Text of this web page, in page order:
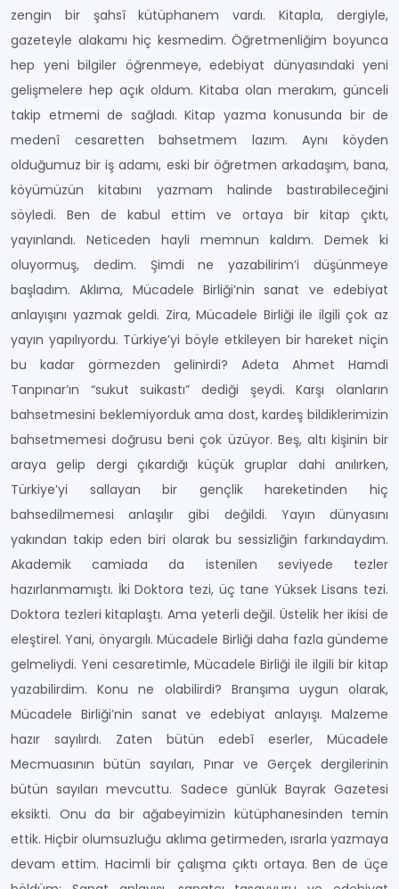
zengin bir şahsî kütüphanem vardı. Kitapla, dergiyle,
gazeteyle alakamı hiç kesmedim. Öğretmenliğim boyunca
hep yeni bilgiler öğrenmeye, edebiyat dünyasındaki yeni
gelişmelere hep açık oldum. Kitaba olan merakım, günceli
takip etmemi de sağladı. Kitap yazma konusunda bir de
medenî cesaretten bahsetmem lazım. Aynı köyden
olduğumuz bir iş adamı, eski bir öğretmen arkadaşım, bana,
köyümüzün kitabını yazmam halinde bastırabileceğini
söyledi. Ben de kabul ettim ve ortaya bir kitap çıktı,
yayınlandı. Neticeden hayli memnun kaldım. Demek ki
oluyormuş, dedim. Şimdi ne yazabilirim’i düşünmeye
başladım. Aklıma, Mücadele Birliği’nin sanat ve edebiyat
anlayışını yazmak geldi. Zira, Mücadele Birliği ile ilgili çok az
yayın yapılıyordu. Türkiye’yi böyle etkileyen bir hareket niçin
bu kadar görmezden gelinirdi? Adeta Ahmet Hamdi
Tanpınar’ın “sukut suikastı” dediği şeydi. Karşı olanların
bahsetmesini beklemiyorduk ama dost, kardeş bildiklerimizin
bahsetmemesi doğrusu beni çok üzüyor. Beş, altı kişinin bir
araya gelip dergi çıkardığı küçük gruplar dahi anılırken,
Türkiye’yi sallayan bir gençlik hareketinden hiç
bahsedilmemesi anlaşılır gibi değildi. Yayın dünyasını
yakından takip eden biri olarak bu sessizliğin farkındaydım.
Akademik camiada da istenilen seviyede tezler
hazırlanmamıştı. İki Doktora tezi, üç tane Yüksek Lisans tezi.
Doktora tezleri kitaplaştı. Ama yeterli değil. Üstelik her ikisi de
eleştirel. Yani, önyargılı. Mücadele Birliği daha fazla gündeme
gelmeliydi. Yeni cesaretimle, Mücadele Birliği ile ilgili bir kitap
yazabilirdim. Konu ne olabilirdi? Branşıma uygun olarak,
Mücadele Birliği’nin sanat ve edebiyat anlayışı. Malzeme
hazır sayılırdı. Zaten bütün edebî eserler, Mücadele
Mecmuasının bütün sayıları, Pınar ve Gerçek dergilerinin
bütün sayıları mevcuttu. Sadece günlük Bayrak Gazetesi
eksikti. Onu da bir ağabeyimizin kütüphanesinden temin
ettik. Hiçbir olumsuzluğu aklıma getirmeden, ısrarla yazmaya
devam ettim. Hacimli bir çalışma çıktı ortaya. Ben de üçe